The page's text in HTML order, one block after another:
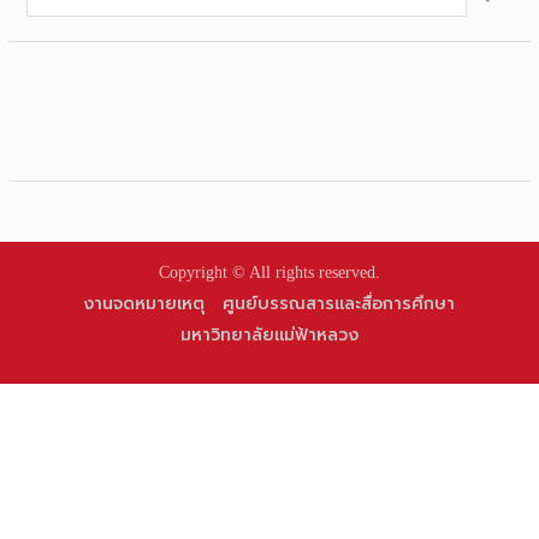
Copyright © All rights reserved.
งานจดหมายเหตุ
ศูนย์บรรณสารและสื่อการศึกษา
มหาวิทยาลัยแม่ฟ้าหลวง